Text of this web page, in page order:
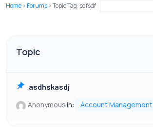
Home › Forums ›Topic Tag: sdfsdf
Topic
asdhskasdj
AnonymousIn: Account Management